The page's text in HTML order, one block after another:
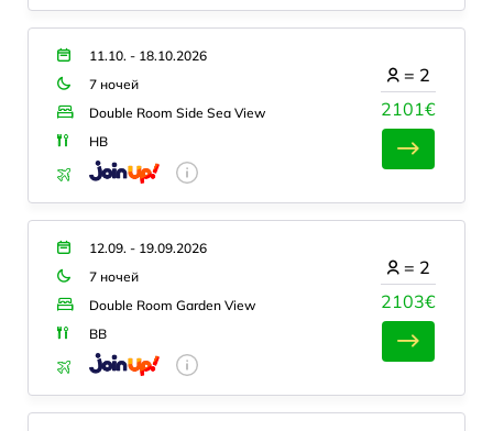
11.10. - 18.10.2026
7 ночей
Double Room Side Sea View
HB
2101€
= 2
12.09. - 19.09.2026
7 ночей
Double Room Garden View
BB
2103€
= 2